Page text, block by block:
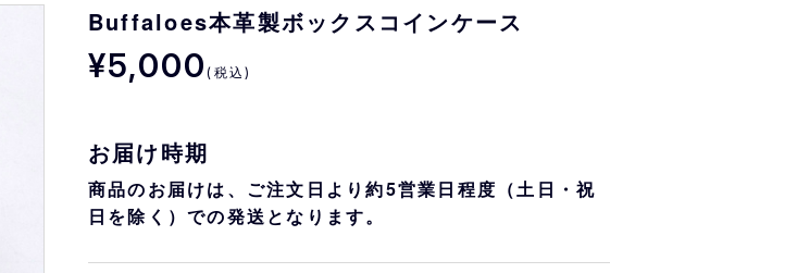
キッズ・ベビー バッグ
ステーショナリー・
キーホルダー シークレット 1000円未満
オリ姫におすすめ オリっこにおすすめ SPECIAL PRICE
Buffaloes本革製ボックスコインケース
¥5,000(税込)
お届け時期
商品のお届けは、ご注文日より約5営業日程度（土日・祝
日を除く）での発送となります。